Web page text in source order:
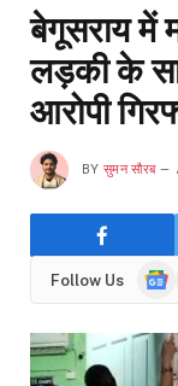
बेगूसराय में
लड़की के
आरोपी
BY सुमन सौरब
Follow Us